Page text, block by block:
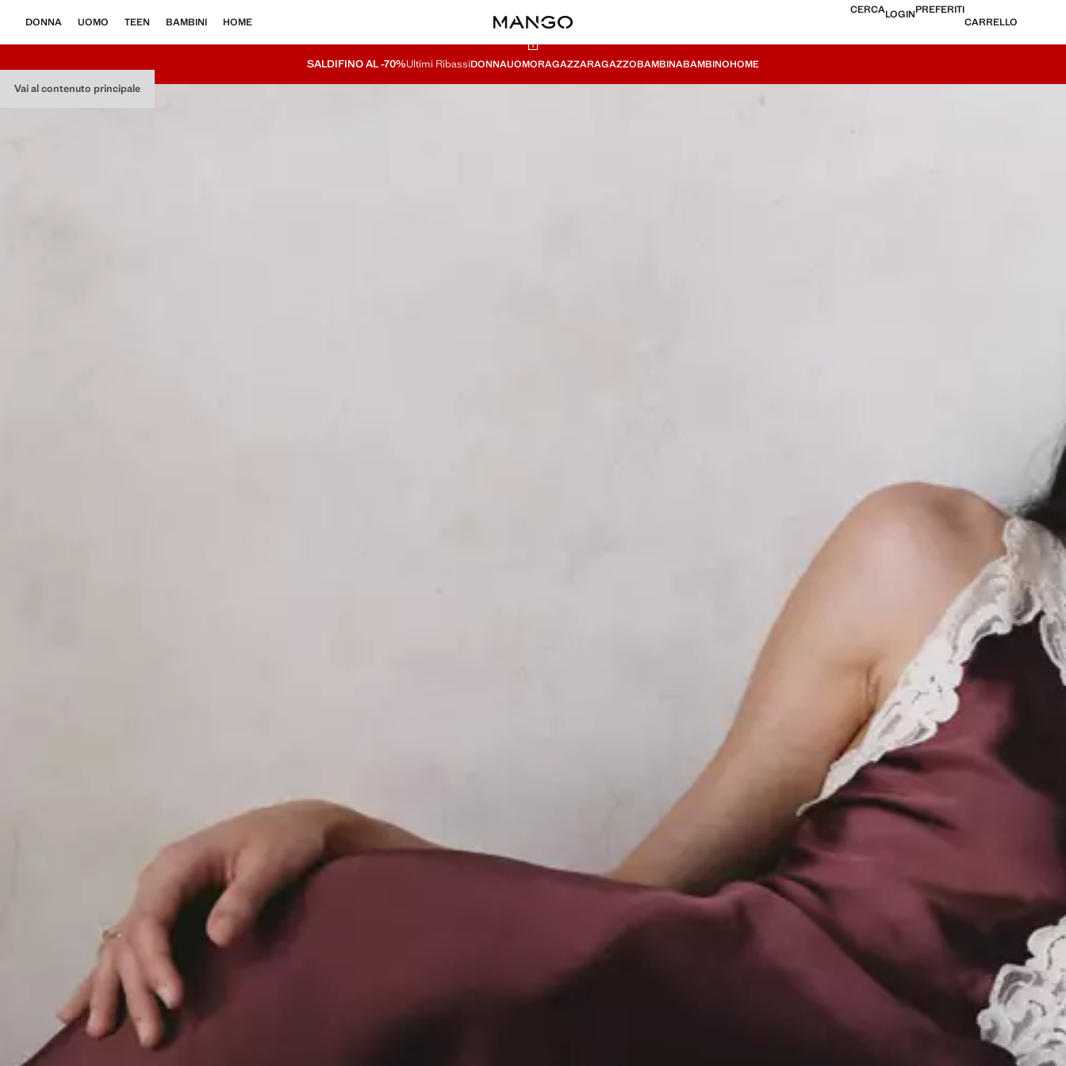
Vai al contenuto principale
DONNA UOMO TEEN BAMBINI HOME
CERCALOGINPREFERITI
CARRELLO
SALDIFINO AL -70%Ultimi RibassiDONNAUOMORAGAZZARAGAZZOBAMBINABAMBINOHOME